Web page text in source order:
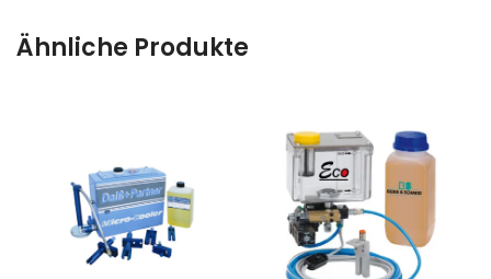
Ähnliche Produkte